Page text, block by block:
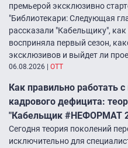
премьерой эксклюзивно
"Библиотекари: Следующая
рассказали "Кабельщику",
восприняла первый сезон,
эксклюзивов и выйдет ли
06.08.2026 ОТТ
Как правильно работать
кадрового дефицита:
"Кабельщик #НЕФОРМАТ
Сегодня теория поколений
исключительно для